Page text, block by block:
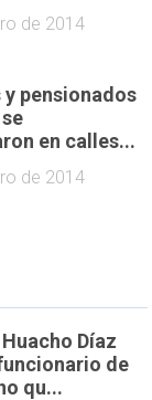
de 2014
pensionados
en calles...
de 2014
Díaz
de
qu...